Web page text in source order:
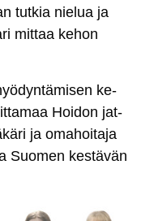
tut­kia nie­lua ja
mit­taa ke­hon
ke­
Hoi­don jat­
ja oma­hoi­ta­ja
Suo­men kes­tä­vän